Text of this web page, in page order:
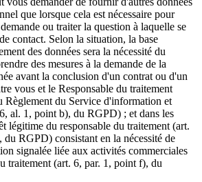
que lorsque cela est nécessaire pour
ou traiter la question à laquelle se
contact. Selon la situation, la base
des données sera la nécessité du
des mesures à la demande de la
avant la conclusion d'un contrat ou d'un
vous et le Responsable du traitement
Règlement du Service d'information et
al. 1, point b), du RGPD) ; et dans les
légitime du responsable du traitement (art.
RGPD) consistant en la nécessité de
signalée liée aux activités commerciales
traitement (art. 6, par. 1, point f), du